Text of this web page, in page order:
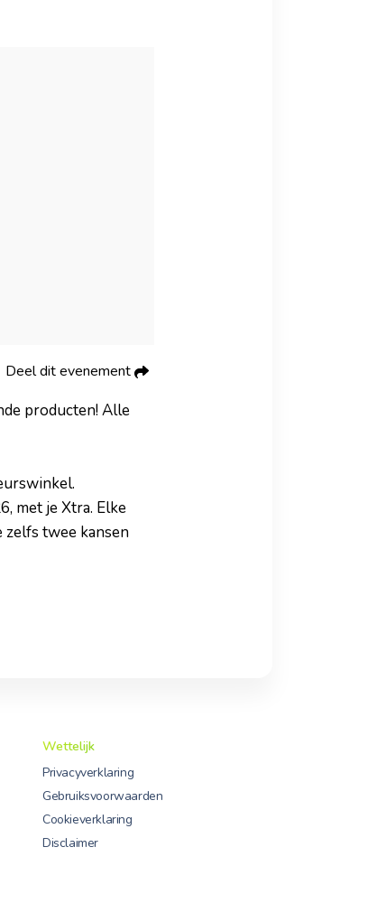
Deel dit evenement
producten! Alle
met je Xtra. Elke
zelfs twee kansen
Wettelijk
Privacyverklaring
Gebruiksvoorwaarden
Cookieverklaring
Disclaimer